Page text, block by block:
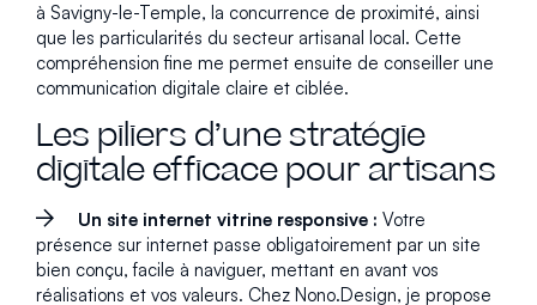
à Savigny-le-Temple, la concurrence de proximité, ainsi
que les particularités du secteur artisanal local. Cette
compréhension fine me permet ensuite de conseiller une
communication digitale claire et ciblée.
Les piliers d’une stratégie
digitale efficace pour artisans
Un site internet vitrine responsive : Votre
présence sur internet passe obligatoirement par un site
bien conçu, facile à naviguer, mettant en avant vos
réalisations et vos valeurs. Chez Nono.Design, je propose